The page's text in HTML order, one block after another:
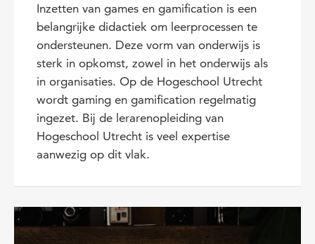
Inzetten van games en gamification is een
belangrijke didactiek om leerprocessen te
ondersteunen. Deze vorm van onderwijs is
sterk in opkomst, zowel in het onderwijs als
in organisaties. Op de Hogeschool Utrecht
wordt gaming en gamification regelmatig
ingezet. Bij de lerarenopleiding van
Hogeschool Utrecht is veel expertise
aanwezig op dit vlak.